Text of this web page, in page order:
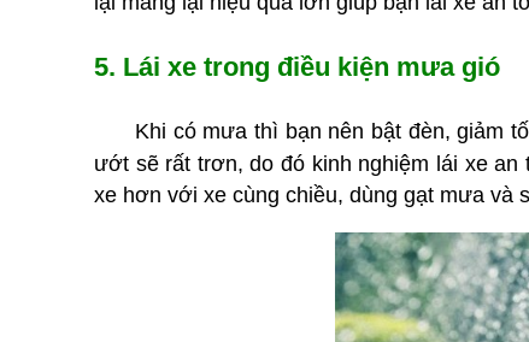
5. Lái xe trong điều kiện mưa gió
Khi có mưa thì bạn nên bật đèn, giảm
ướt sẽ rất trơn, do đó kinh nghiệm lái xe
xe hơn với xe cùng chiều, dùng gạt mưa và